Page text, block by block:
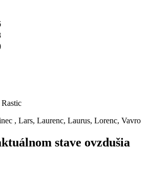
Rastic
, Lars, Laurenc, Laurus, Lorenc, Vavro
stave ovzdušia